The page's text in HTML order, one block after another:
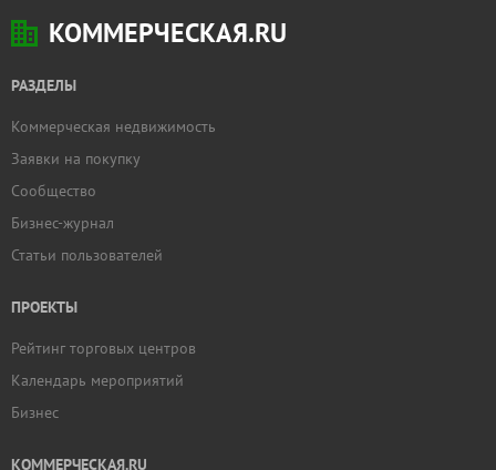
КОММЕРЧЕСКАЯ.RU
РАЗДЕЛЫ
Коммерческая недвижимость
Заявки на покупку
Сообщество
Бизнес-журнал
Статьи пользователей
ПРОЕКТЫ
Рейтинг торговых центров
Календарь мероприятий
Бизнес
КОММЕРЧЕСКАЯ.RU